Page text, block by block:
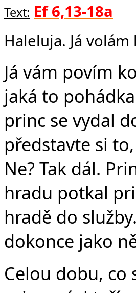
Text: Ef 6,13-18a
Haleluja. Já
Já vám povím
jaká to
princ se vydal
představte si
Ne? Tak dál.
hradu potkal
hradě do
dokonce jako
Celou dobu, co